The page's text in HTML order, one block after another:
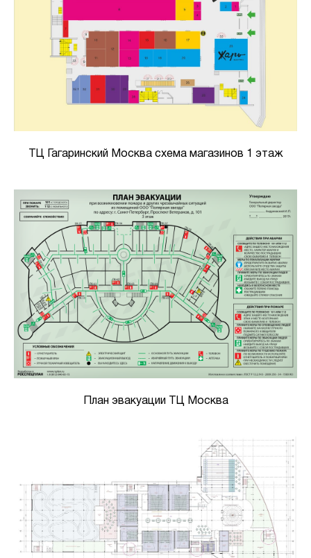
ТЦ Гагаринский Москва схема магазинов 1 этаж
План эвакуации ТЦ Москва